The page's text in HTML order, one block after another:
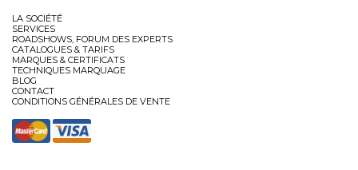
LA SOCIÉTÉ
SERVICES
ROADSHOWS, FORUM DES EXPERTS
CATALOGUES & TARIFS
MARQUES & CERTIFICATS
TECHNIQUES MARQUAGE
BLOG
CONTACT
CONDITIONS GÉNÉRALES DE VENTE